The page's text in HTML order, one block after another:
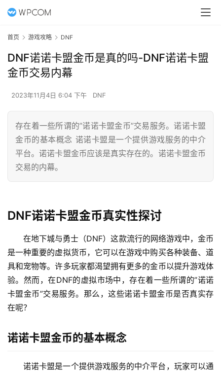
首页 游戏攻略 DNF
DNF诺诺卡盟金币是真的吗-DNF诺诺卡盟
金币交易内幕
2023年11月4日 6:04 下午 DNF
存在着一些所谓的”诺诺卡盟金币”交易服务。诺诺卡盟
金币的基本概念 诺诺卡盟是一个提供游戏服务的中介
平台。诺诺卡盟金币应该是真实存在的。诺诺卡盟金币
交易的内幕。
DNF诺诺卡盟金币真实性探讨
在地下城与勇士（DNF）这款流行的网络游戏中，金币
是一种重要的虚拟货币，它可以在游戏中购买各种装备、道
具和宠物等。许多玩家都渴望拥有更多的金币以提升游戏体
验。然而，在DNF的虚拟市场中，存在着一些所谓的”诺诺
卡盟金币”交易服务。那么，这些诺诺卡盟金币是否真实存
在呢？
诺诺卡盟金币的基本概念
诺诺卡盟是一个提供游戏服务的中介平台，玩家可以通